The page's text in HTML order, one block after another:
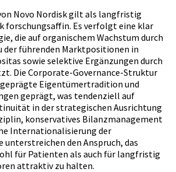
Novo Nordisk gilt als langfristig
forschungsaffin. Es verfolgt eine klar
die auf organischem Wachstum durch
der führenden Marktpositionen in
sowie selektive Ergänzungen durch
Die Corporate-Governance-Struktur
Eigentümertradition und
geprägt, was tendenziell auf
in der strategischen Ausrichtung
konservatives Bilanzmanagement
Internationalisierung der
unterstreichen den Anspruch, das
für Patienten als auch für langfristig
attraktiv zu halten.